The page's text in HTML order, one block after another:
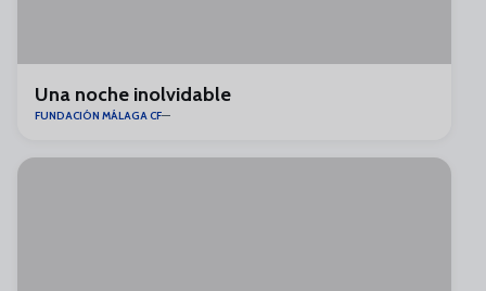
Una noche inolvidable
FUNDACIÓN MÁLAGA CF